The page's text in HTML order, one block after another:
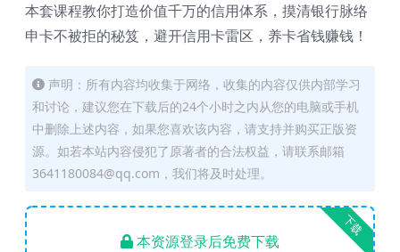
本套课程教你打造价值千万的信用体系，摸清银行脉络
申卡不被拒的秘笈，避开信用卡雷区，养卡省钱赚钱！
声明：所有内容均收集于网络，收集的内容仅供内部学习
和讨论，建议您在下载后的24个小时之内从您的电脑或手机
中删除上述内容，如果您喜欢该内容，请支持并购买正版资
源。如若本站内容侵犯了原著者的合法权益，请联系邮箱
3641180084@qq.com，我们将及时处理。
下载
本资源登录后免费下载